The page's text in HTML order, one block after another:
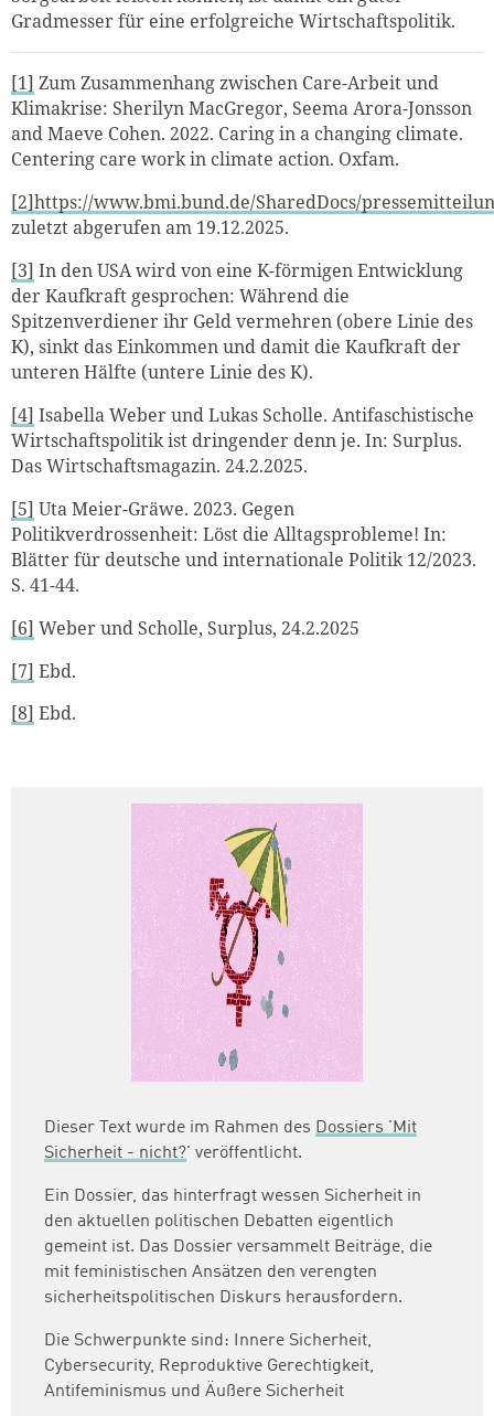
Gradmesser für eine erfolgreiche Wirtschaftspolitik.
[1] Zum Zusammenhang zwischen Care-Arbeit und
Klimakrise: Sherilyn MacGregor, Seema Arora-Jonsson
and Maeve Cohen. 2022. Caring in a changing climate.
Centering care work in climate action. Oxfam.
[2]https://www.bmi.bund.de/SharedDocs/
zuletzt abgerufen am 19.12.2025.
[3] In den USA wird von eine K-förmigen Entwicklung
der Kaufkraft gesprochen: Während die
Spitzenverdiener ihr Geld vermehren (obere Linie des
K), sinkt das Einkommen und damit die Kaufkraft der
unteren Hälfte (untere Linie des K).
[4] Isabella Weber und Lukas Scholle. Antifaschistische
Wirtschaftspolitik ist dringender denn je. In: Surplus.
Das Wirtschaftsmagazin. 24.2.2025.
[5] Uta Meier-Gräwe. 2023. Gegen
Politikverdrossenheit: Löst die Alltagsprobleme! In:
Blätter für deutsche und internationale Politik 12/2023.
S. 41-44.
[6] Weber und Scholle, Surplus, 24.2.2025
[7] Ebd.
[8] Ebd.
Dieser Text wurde im Rahmen des Dossiers 'Mit
Sicherheit - nicht?' veröffentlicht.
Ein Dossier, das hinterfragt wessen Sicherheit in
den aktuellen politischen Debatten eigentlich
gemeint ist. Das Dossier versammelt Beiträge, die
mit feministischen Ansätzen den verengten
sicherheitspolitischen Diskurs herausfordern.
Die Schwerpunkte sind: Innere Sicherheit,
Cybersecurity, Reproduktive Gerechtigkeit,
Antifeminismus und Äußere Sicherheit